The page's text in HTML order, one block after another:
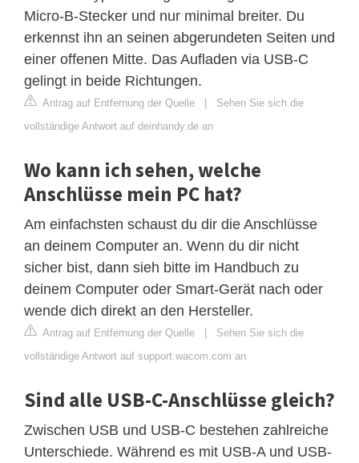
Micro-B-Stecker und nur minimal breiter. Du
erkennst ihn an seinen abgerundeten Seiten und
einer offenen Mitte. Das Aufladen via USB-C
gelingt in beide Richtungen.
Antrag auf Entfernung der Quelle | Sehen Sie sich die
vollständige Antwort auf deinhandy.de an
Wo kann ich sehen, welche
Anschlüsse mein PC hat?
Am einfachsten schaust du dir die Anschlüsse
an deinem Computer an. Wenn du dir nicht
sicher bist, dann sieh bitte im Handbuch zu
deinem Computer oder Smart-Gerät nach oder
wende dich direkt an den Hersteller.
Antrag auf Entfernung der Quelle | Sehen Sie sich die
vollständige Antwort auf support.wacom.com an
Sind alle USB-C-Anschlüsse gleich?
Zwischen USB und USB-C bestehen zahlreiche
Unterschiede. Während es mit USB-A und USB-